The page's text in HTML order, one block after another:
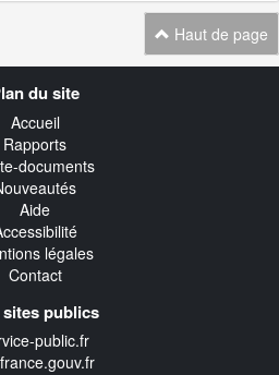
Haut de page
du site
Accueil
Rapports
documents
Aide
légales
Contact
sites publics
public.fr